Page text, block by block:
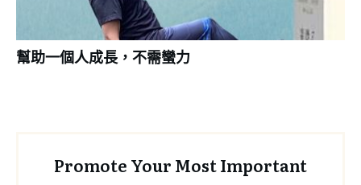
幫助一個人成長，不需蠻力
Promote Your Most Important